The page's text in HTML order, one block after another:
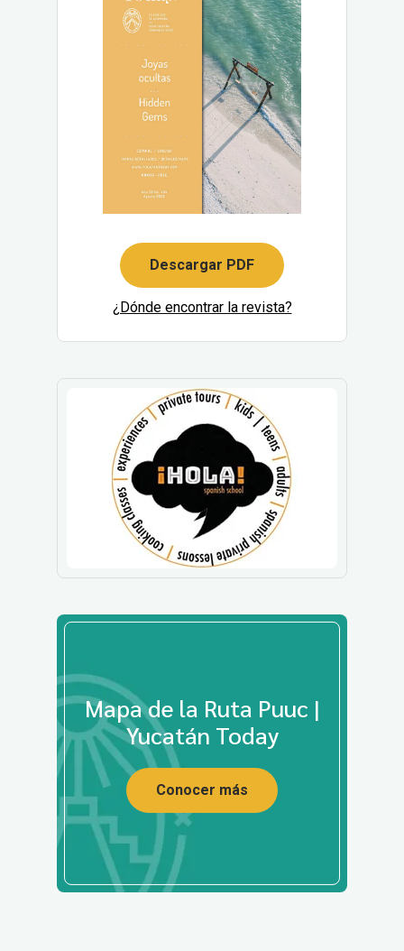
Descargar PDF
¿Dónde encontrar la revista?
Mapa de la Ruta Puuc |
Yucatán Today
Conocer más